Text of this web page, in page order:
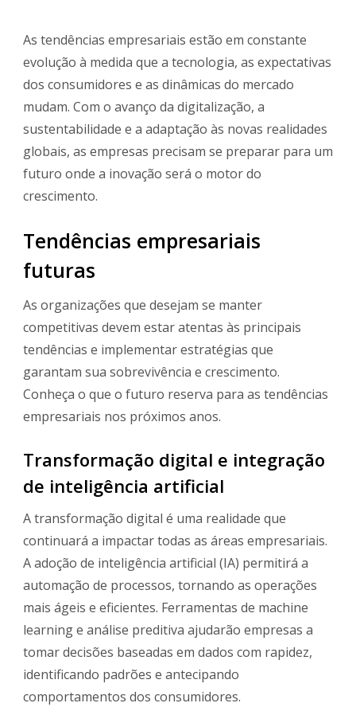
As tendências empresariais estão em constante
evolução à medida que a tecnologia, as expectativas
dos consumidores e as dinâmicas do mercado
mudam. Com o avanço da digitalização, a
sustentabilidade e a adaptação às novas realidades
globais, as empresas precisam se preparar para um
futuro onde a inovação será o motor do
crescimento.
Tendências empresariais
futuras
As organizações que desejam se manter
competitivas devem estar atentas às principais
tendências e implementar estratégias que
garantam sua sobrevivência e crescimento.
Conheça o que o futuro reserva para as tendências
empresariais nos próximos anos.
Transformação digital e integração
de inteligência artificial
A transformação digital é uma realidade que
continuará a impactar todas as áreas empresariais.
A adoção de inteligência artificial (IA) permitirá a
automação de processos, tornando as operações
mais ágeis e eficientes. Ferramentas de machine
learning e análise preditiva ajudarão empresas a
tomar decisões baseadas em dados com rapidez,
identificando padrões e antecipando
comportamentos dos consumidores.